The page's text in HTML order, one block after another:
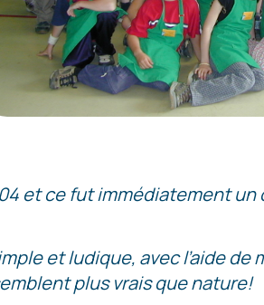
et ce fut immédiatement un
et ludique, avec l’aide de
plus vrais que nature!